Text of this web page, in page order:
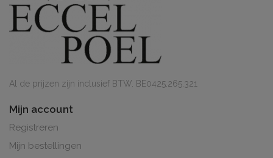
Al de prijzen zijn inclusief BTW. BE0425.265.321
Mijn account
Registreren
Mijn bestellingen